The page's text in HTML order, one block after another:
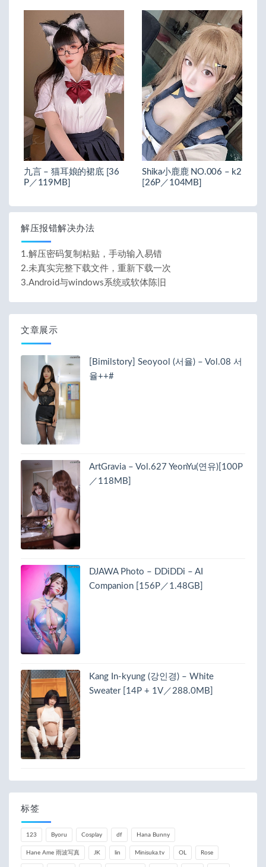
九言 – 猫耳娘的裙底 [36
P／119MB]
Shika小鹿鹿 NO.006 – k2
[26P／104MB]
解压报错解决办法
1.解压密码复制粘贴，手动输入易错
2.未真实完整下载文件，重新下载一次
3.Android与windows系统或软体陈旧
文章展示
[Bimilstory] Seoyool (서율) – Vol.08 서
율++#
ArtGravia – Vol.627 YeonYu(연유)[100P
／118MB]
DJAWA Photo – DDiDDi – AI
Companion [156P／1.48GB]
Kang In-kyung (강인경) – White
Sweater [14P + 1V／288.0MB]
标签
123 Byoru Cosplay df Hana Bunny
Hane Ame 雨波写真 JK lin Minisuka.tv OL Rose